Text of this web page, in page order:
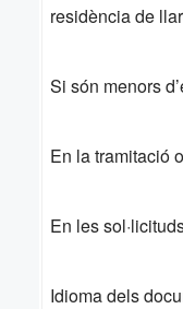
residència de
Si són menors
En la tramitació
En les
Idioma dels